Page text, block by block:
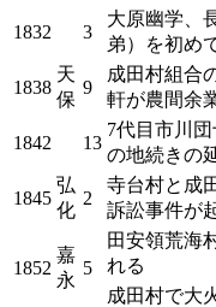
1832
天
保
3
大原幽学、
弟）を初め
1838 9
成田村組合
軒が農間余
1842 13
7代目市川
の地続きの
1845
弘
化
2
寺台村と成
訴訟事件が
1852
嘉
永
5
田安領荒海
れる
成田村で大